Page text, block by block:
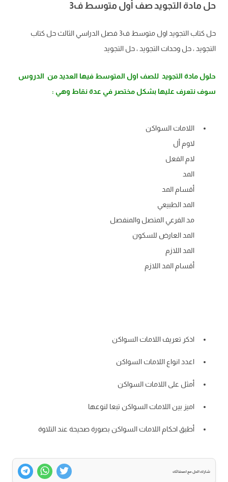
حل مادة التجويد صف أول متوسط ف3
حل كتاب التجويد اول متوسط ف3 فصل الدراسي الثالث حل كتاب
التجويد ، حل وحدات التجويد ، حل التجويد
حلول مادة التجويد للصف اول المتوسط فيها العديد من الدروس
سوف نتعرف عليها بشكل مختصر في عدة نقاط وهي :
اللامات السواكن
لاوم أل
لام الفعل
المد
أقسام المد
المد الطبيعي
مد الفرعي المتصل والمنفصل
المد العارض للسكون
المد اللازم
أقسام المد اللازم
اذكر تعريف اللامات السواكن
اعدد انواع اللامات السواكن
أمثل على اللامات السواكن
اميز بين اللامات السواكن تبعا لنوعها
أطبق احكام اللامات السواكن بصورة صحيحة عند التلاوة
شارك الحل مع اصدقائك